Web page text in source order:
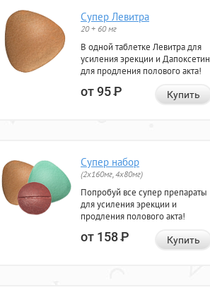
Супер Левитра
20 + 60 мг
В одной таблетке Левитра для
усиления эрекции и Дапоксетин
для продления полового акта!
от 95Р Купить
Супер набор
(2х160мг, 4х80мг)
Попробуй все супер препараты
для усиления эрекции и
продления полового акта!
от 158Р Купить